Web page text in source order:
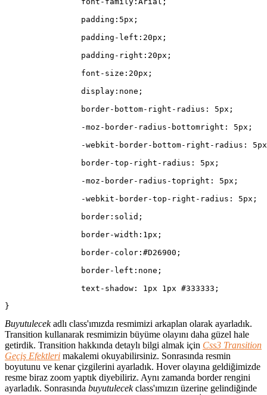
		padding:5px;
		padding-left:20px;
		padding-right:20px;
		font-size:20px;
		display:none;
		border-bottom-right-radius: 5px;
		-moz-border-radius-bottomright: 5px;
-webkit-border-bottom-right-radius:
		border-top-right-radius: 5px;
		-moz-border-radius-topright: 5px;
		-webkit-border-top-right-radius: 5px;
		border:solid;
		border-width:1px;
		border-color:#D26900;
		border-left:none;
		text-shadow: 1px 1px #333333;
}
Buyutulecekadlı class'ımızda resmimizi arkaplan olarak ayarladık.
Transition kullanarak resmimizin büyüme olayını daha güzel hale
getirdik. Transition hakkında detaylı bilgi almak için Css3 Transition
Geçiş Efektleri makalemi okuyabilirsiniz. Sonrasında resmin
boyutunu ve kenar çizgilerini ayarladık. Hover olayına geldiğimizde
resme biraz zoom yaptık diyebiliriz. Aynı zamanda border rengini
ayarladık. Sonrasında buyutulecekclass'ımızın üzerine gelindiğinde